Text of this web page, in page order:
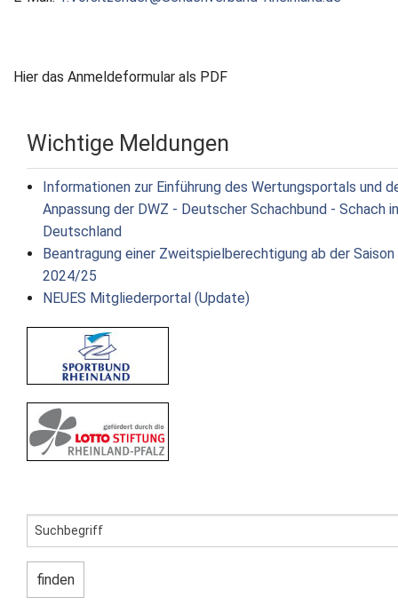
Hier das Anmeldeformular als PDF
Wichtige Meldungen
Informationen zur Einführung des Wertungsportals und
Anpassung der DWZ - Deutscher Schachbund - Schach in
Deutschland
Beantragung einer Zweitspielberechtigung ab der Saison
2024/25
NEUES Mitgliederportal (Update)